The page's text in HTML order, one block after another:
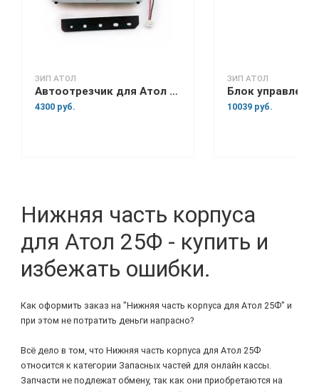
ЗИП АТОЛ
Автоотрезчик для Атол 25Ф
4300 руб.
ЗИП АТОЛ
10039 руб.
Нижняя часть корпуса
для Атол 25Ф - купить и
избежать ошибки.
Как оформить заказ на "Нижняя часть корпуса для Атол 25Ф" и
при этом не потратить деньги напрасно?
Всё дело в том, что Нижняя часть корпуса для Атол 25Ф
относится к категории Запасных частей для онлайн кассы.
Запчасти не подлежат обмену, так как они приобретаются на